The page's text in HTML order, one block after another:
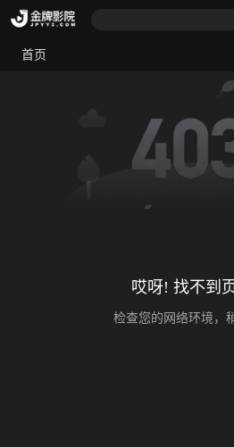
首页
哎呀! 找不到
检查您的网络环境，